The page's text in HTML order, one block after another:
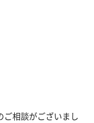
ご相談がございまし